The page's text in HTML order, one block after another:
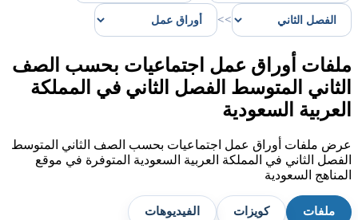
>>
ملفات أوراق عمل اجتماعيات بحسب الصف
الثاني المتوسط الفصل الثاني في المملكة
العربية السعودية
عرض ملفات أوراق عمل اجتماعيات بحسب الصف الثاني المتوسط
الفصل الثاني في المملكة العربية السعودية المتوفرة في موقع
المناهج السعودية
ملفات كويزات الفيديوهات